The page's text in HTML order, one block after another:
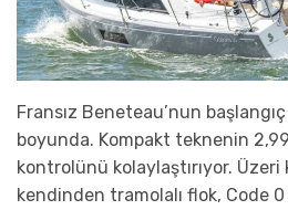
Fransız Beneteau’nun
boyunda. Kompakt teknenin
kontrolünü kolaylaştırıyor. Üzeri
kendinden tramolalı flok, Code